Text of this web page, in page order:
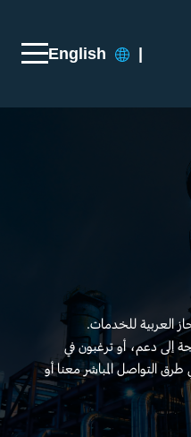
|
العربية للخدمات.
إلى دعم، أو ترغبون في
التواصل المباشر معنا أو